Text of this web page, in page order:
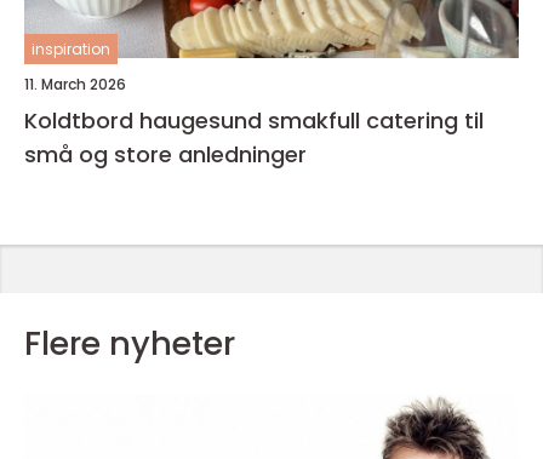
inspiration
11. March 2026
Koldtbord haugesund smakfull catering til
små og store anledninger
Flere nyheter